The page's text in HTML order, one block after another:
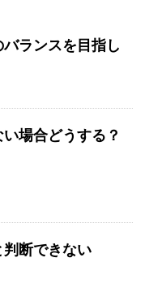
ランスを目指し
場合どうする？
断できない